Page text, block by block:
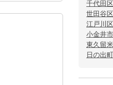
千代田区
世田谷区
江戸川区
小金井市
東久留
日の出